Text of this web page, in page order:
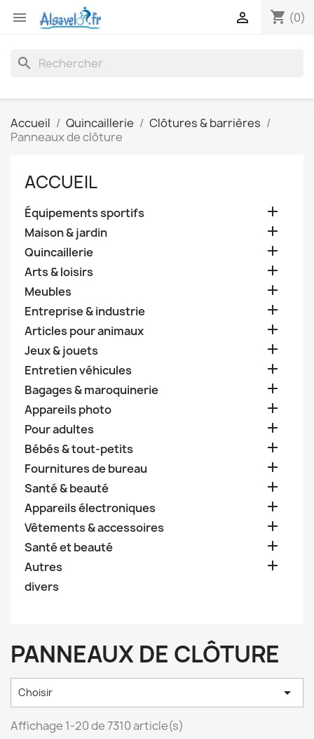
 shopping_cart (0)

search
Accueil Quincaillerie
Clôtures & barrières
Panneaux de clôture
ACCUEIL
Équipements sportifs 
Maison & jardin 
Quincaillerie 
Arts & loisirs 
Meubles 
Entreprise & industrie 
Articles pour animaux 
Jeux & jouets 
Entretien véhicules 
Bagages & maroquinerie 
Appareils photo 
Pour adultes 
Bébés & tout-petits 
Fournitures de bureau 
Santé & beauté 
Appareils électroniques 
Vêtements & accessoires 
Santé et beauté 
Autres 
divers
PANNEAUX DE CLÔTURE
Choisir 
Affichage 1-20 de 7310 article(s)